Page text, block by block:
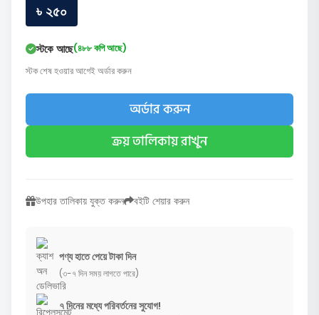
৳ ২৫০
স্টকে আছে(৪৮৮ কপি আছে)
স্টক শেষ হওয়ার আগেই অর্ডার করুন
অর্ডার করুন
ক্রয় তালিকায় রাখুন
উপহার তালিকায় যুক্ত করুন বইটি শেয়ার করুন
পণ্য হাতে পেয়ে টাকা দিন
(৩-৭ দিন সময় লাগতে পারে)
৭ দিনের মধ্যে পরিবর্তনের সুযোগ!